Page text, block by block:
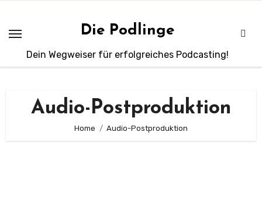
springen
Die Podlinge
Dein Wegweiser für erfolgreiches Podcasting!
Audio-Postproduktion
Home Audio-Postproduktion